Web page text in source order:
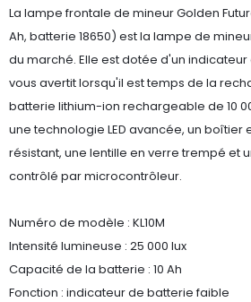
La lampe frontale de mineur Golden Future
Ah, batterie 18650) est la lampe de
du marché. Elle est dotée d'un
vous avertit lorsqu'il est temps de la
batterie lithium-ion rechargeable de 10
une technologie LED avancée, un
résistant, une lentille en verre trempé et
contrôlé par microcontrôleur.
Numéro de modèle : KL10M
Intensité lumineuse : 25 000 lux
Capacité de la batterie : 10 Ah
Fonction : indicateur de batterie faible